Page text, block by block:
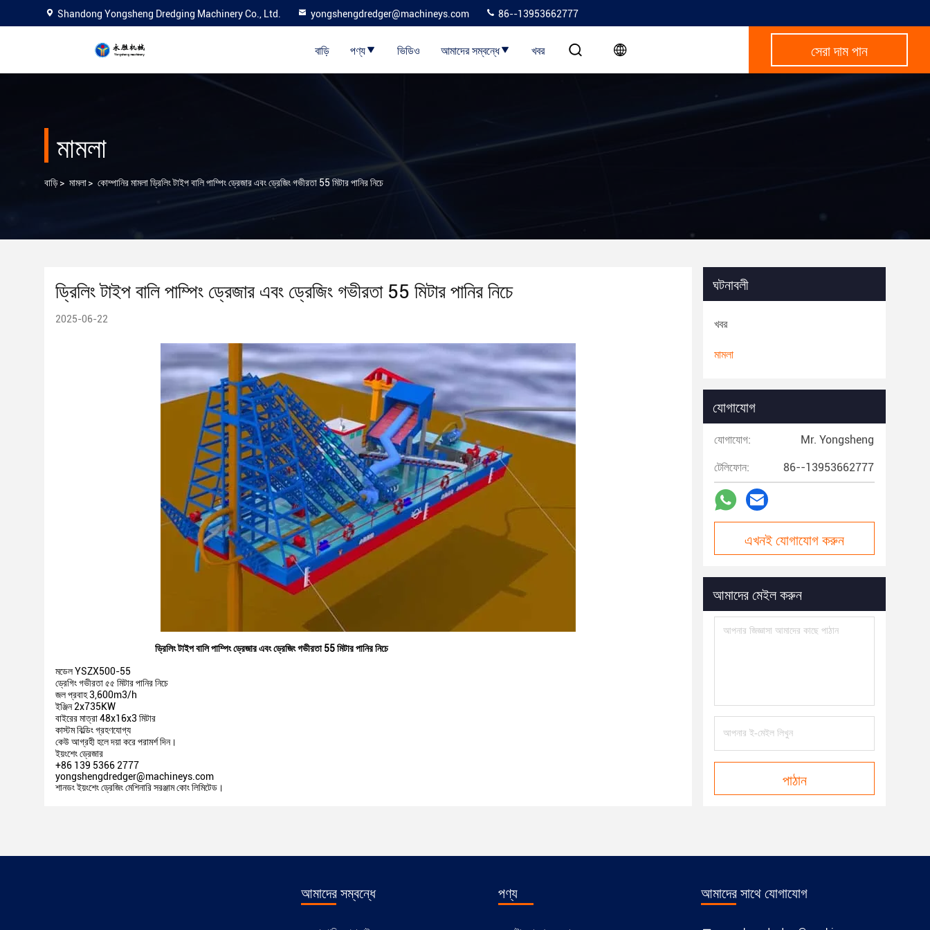
Shandong Yongsheng Dredging Machinery Co., Ltd. yongshengdredger@machineys.com 86--13953662777
বাড়ি পণ্য ভিডিও আমাদের সম্বন্ধে খবর সেরা দাম পান
মামলা
বাড়ি> মামলা> কোম্পানির মামলা ড্রিলিং টাইপ বালি পাম্পিং ড্রেজার এবং ড্রেজিং গভীরতা 55 মিটার পানির নিচে
ড্রিলিং টাইপ বালি পাম্পিং ড্রেজার এবং ড্রেজিং গভীরতা 55 মিটার পানির নিচে
2025-06-22
ড্রিলিং টাইপ বালি পাম্পিং ড্রেজার এবং ড্রেজিং গভীরতা 55 মিটার পানির নিচে
মডেল YSZX500-55
ড্রেগিং গভীরতা ৫৫ মিটার পানির নিচে
জল প্রবাহ 3,600m3/h
ইঞ্জিন 2x735KW
বাইরের মাত্রা 48x16x3 মিটার
কাস্টম বিল্ডিং গ্রহণযোগ্য
কেউ আগ্রহী হলে দয়া করে পরামর্শ দিন।
ইয়ংশেং ড্রেজার
+86 139 5366 2777
yongshengdredger@machineys.com
শানডং ইয়ংশেং ড্রেজিং মেশিনারি সরঞ্জাম কোং লিমিটেড।
ঘটনাবলী
খবর
মামলা
যোগাযোগ
যোগাযোগ: Mr. Yongsheng
টেলিফোন: 86--13953662777
এখনই যোগাযোগ করুন
আমাদের মেইল করুন
পাঠান
আমাদের সম্বন্ধে পণ্য আমাদের সাথে যোগাযোগ